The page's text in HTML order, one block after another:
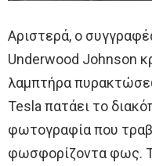
Αριστερά, ο
Underwood Johnson
λαμπτήρα
Tesla πατάει το
φωτογραφία που
φωσφορίζοντα φως.